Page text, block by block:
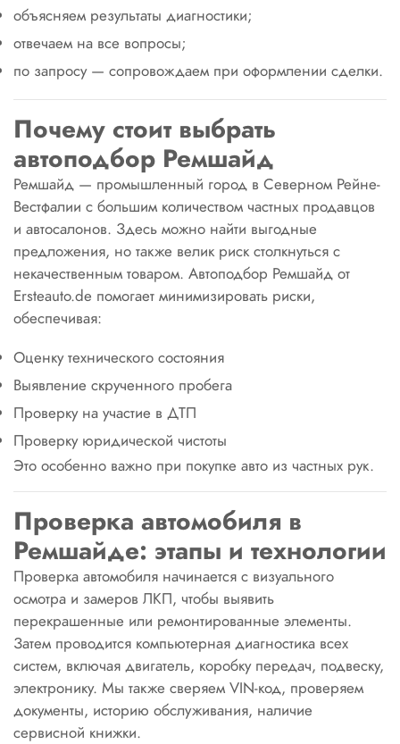
объясняем результаты диагностики;
отвечаем на все вопросы;
по запросу — сопровождаем при оформлении сделки.
Почему стоит выбрать
автоподбор Ремшайд
Ремшайд — промышленный город в Северном Рейне-
Вестфалии с большим количеством частных продавцов
и автосалонов. Здесь можно найти выгодные
предложения, но также велик риск столкнуться с
некачественным товаром. Автоподбор Ремшайд от
Ersteauto.de помогает минимизировать риски,
обеспечивая:
Оценку технического состояния
Выявление скрученного пробега
Проверку на участие в ДТП
Проверку юридической чистоты
Это особенно важно при покупке авто из частных рук.
Проверка автомобиля в
Ремшайде: этапы и технологии
Проверка автомобиля начинается с визуального
осмотра и замеров ЛКП, чтобы выявить
перекрашенные или ремонтированные элементы.
Затем проводится компьютерная диагностика всех
систем, включая двигатель, коробку передач, подвеску,
электронику. Мы также сверяем VIN-код, проверяем
документы, историю обслуживания, наличие
сервисной книжки.